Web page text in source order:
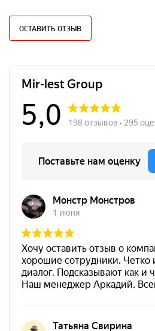
ОСТАВИТЬ ОТЗЫВ